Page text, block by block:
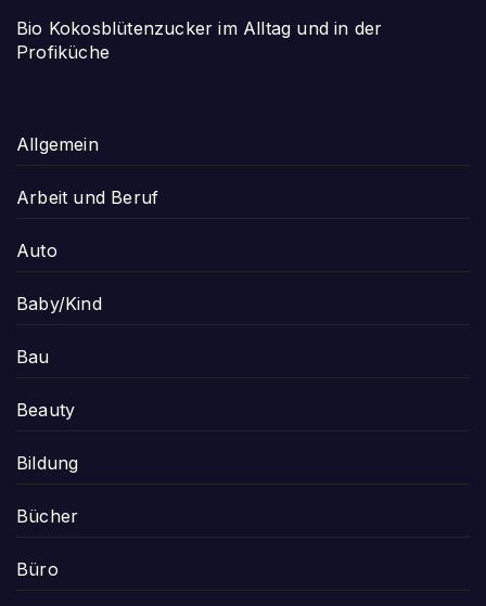
Bio Kokosblütenzucker im Alltag und in der
Profiküche
Allgemein
Arbeit und Beruf
Auto
Baby/Kind
Bau
Beauty
Bildung
Bücher
Büro